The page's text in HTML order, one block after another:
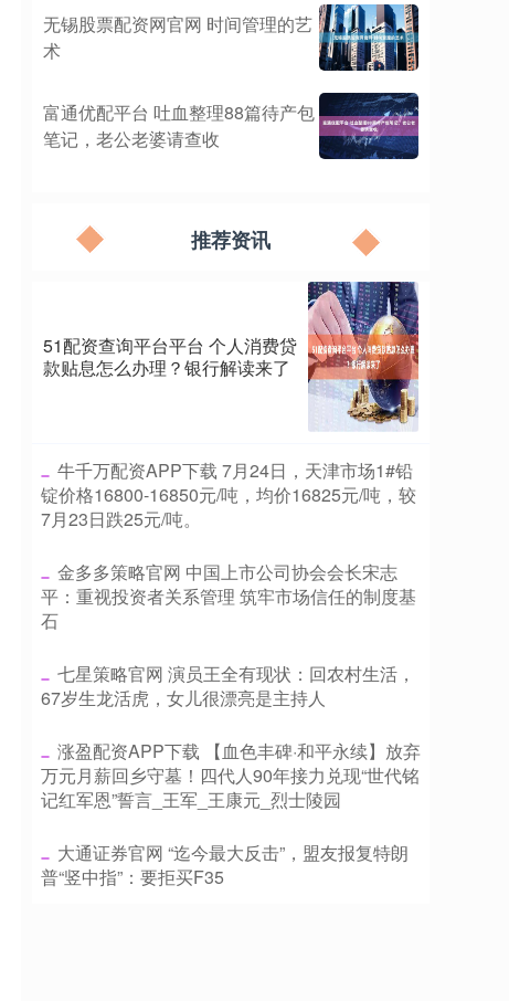
无锡股票配资网官网 时间管理的艺
术
富通优配平台 吐血整理88篇待产包
笔记，老公老婆请查收
推荐资讯
51配资查询平台平台 个人消费贷
款贴息怎么办理？银行解读来了
​牛千万配资APP下载 7月24日，天津市场1#铅
锭价格16800-16850元/吨，均价16825元/吨，较
7月23日跌25元/吨。
​金多多策略官网 中国上市公司协会会长宋志
平：重视投资者关系管理 筑牢市场信任的制度基
石
​七星策略官网 演员王全有现状：回农村生活，
67岁生龙活虎，女儿很漂亮是主持人
​涨盈配资APP下载 【血色丰碑·和平永续】放弃
万元月薪回乡守墓！四代人90年接力兑现“世代铭
记红军恩”誓言_王军_王康元_烈士陵园
​大通证券官网 “迄今最大反击”，盟友报复特朗
普“竖中指”：要拒买F35